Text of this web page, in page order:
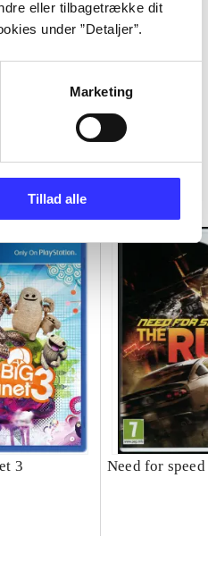
eller tilbagetrække dit
under ”Detaljer”.
Marketing
Tillad alle
3 Need for